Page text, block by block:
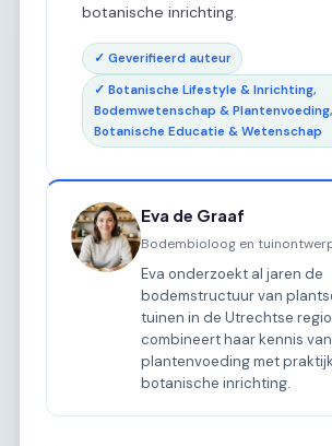
botanische inrichting.
✓ Geverifieerd auteur
✓ Botanische Lifestyle & Inrichting,
Bodemwetenschap & Plantenvoeding,
Botanische Educatie & Wetenschap
Eva de Graaf
Bodembioloog en
Eva onderzoekt al jaren de
bodemstructuur van
tuinen in de Utrechtse
combineert haar kennis van
plantenvoeding met
botanische inrichting.